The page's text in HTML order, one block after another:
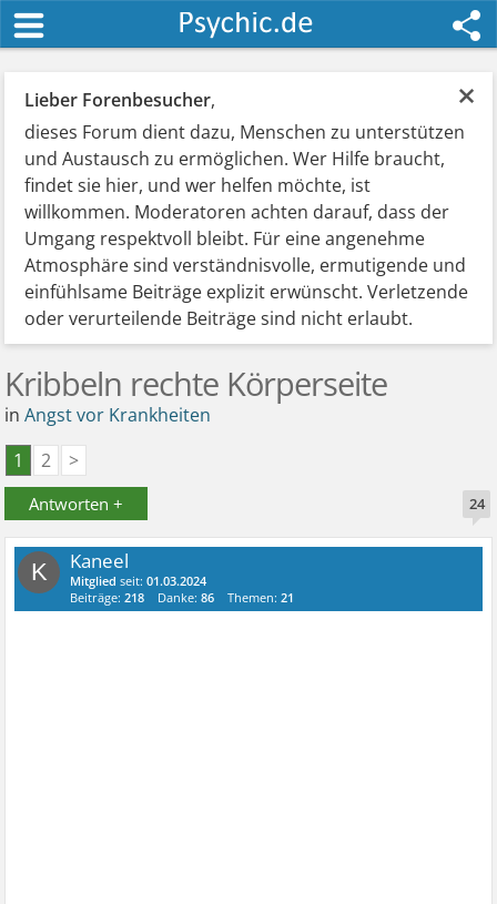
×
Lieber Forenbesucher,
dieses Forum dient dazu, Menschen zu unterstützen
und Austausch zu ermöglichen. Wer Hilfe braucht,
findet sie hier, und wer helfen möchte, ist
willkommen. Moderatoren achten darauf, dass der
Umgang respektvoll bleibt. Für eine angenehme
Atmosphäre sind verständnisvolle, ermutigende und
einfühlsame Beiträge explizit erwünscht. Verletzende
oder verurteilende Beiträge sind nicht erlaubt.
Kribbeln rechte Körperseite
inAngst vor Krankheiten
1
2 >
Antworten + 24
K Kaneel
Mitglied seit:01.03.2024
Beiträge:218 Danke:86 Themen:21